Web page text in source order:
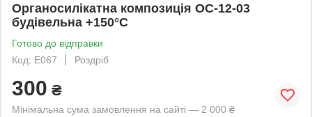
Органосилікатна композиція ОС-12-03
будівельна +150°С
Готово до відправки
Код: Е067
Роздріб
300 ₴
Мінімальна сума замовлення на сайті — 2 000 ₴